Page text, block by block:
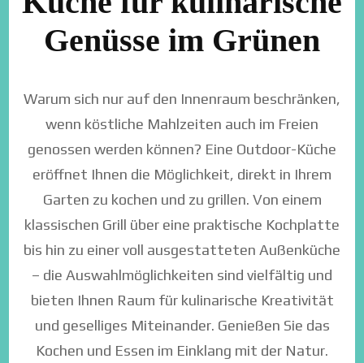
Genüsse im Grünen
Warum sich nur auf den Innenraum beschränken,
wenn köstliche Mahlzeiten auch im Freien
genossen werden können? Eine Outdoor-Küche
eröffnet Ihnen die Möglichkeit, direkt in Ihrem
Garten zu kochen und zu grillen. Von einem
klassischen Grill über eine praktische Kochplatte
bis hin zu einer voll ausgestatteten Außenküche
– die Auswahlmöglichkeiten sind vielfältig und
bieten Ihnen Raum für kulinarische Kreativität
und geselliges Miteinander. Genießen Sie das
Kochen und Essen im Einklang mit der Natur.